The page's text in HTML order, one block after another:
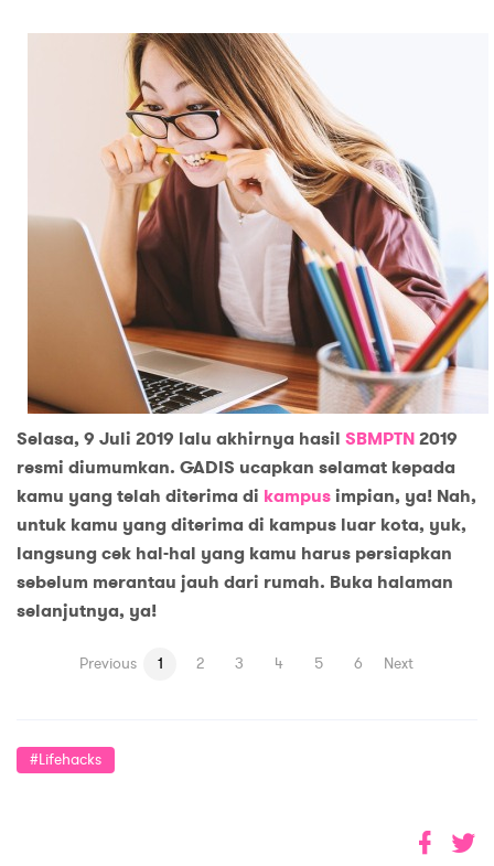
Selasa, 9 Juli 2019 lalu akhirnya hasil SBMPTN2019
resmi diumumkan. GADIS ucapkan selamat kepada
kamu yang telah diterima di kampusimpian, ya! Nah,
untuk kamu yang diterima di kampus luar kota, yuk,
langsung cek hal-hal yang kamu harus persiapkan
sebelum merantau jauh dari rumah. Buka halaman
selanjutnya, ya!
Previous 1 2 3 4 5 6 Next
#lifehacks